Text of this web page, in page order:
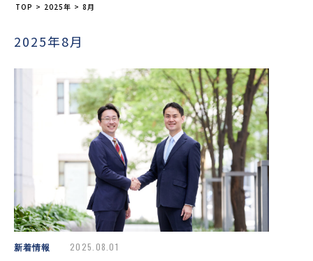
TOP > 2025年 > 8月
2025年8月
新着情報 2025.08.01